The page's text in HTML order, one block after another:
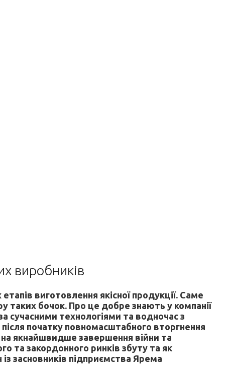
виробників
виготовлення якісної продукції. Саме
таких бочок. Про це добре знають у компанії
сучасними технологіями та водночас з
початку повномасштабного вторгнення
якнайшвидше завершення війни та
та закордонного ринків збуту та як
засновників підприємства Ярема